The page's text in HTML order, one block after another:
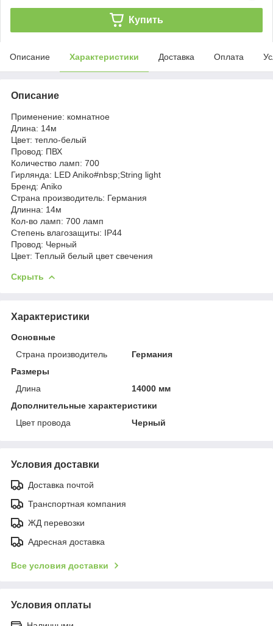
Купить
Описание Характеристики Доставка Оплата
Описание
Применение: комнатное
Длина: 14м
Цвет: тепло-белый
Провод: ПВХ
Количество ламп: 700
Гирлянда: LED Aniko#nbsp;String light
Бренд: Aniko
Страна производитель: Германия
Длинна: 14м
Кол-во ламп: 700 ламп
Степень влагозащиты: IP44
Провод: Черный
Цвет: Теплый белый цвет свечения
Скрыть
Характеристики
Основные
Страна производитель
Германия
Размеры
Длина
14000 мм
Дополнительные характеристики
Цвет провода
Черный
Условия доставки
Доставка почтой
Транспортная компания
ЖД перевозки
Адресная доставка
Все условия доставки
Условия оплаты